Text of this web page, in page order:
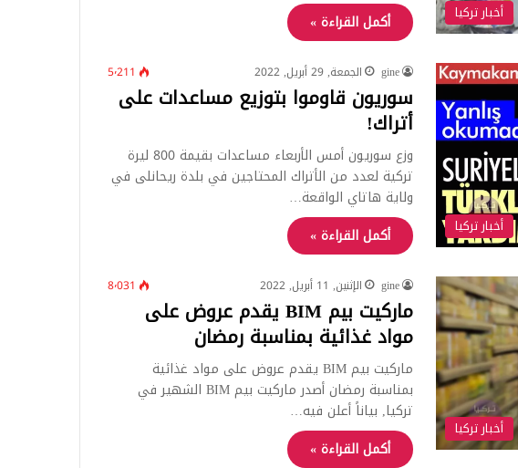
أخبار تركيا
أكمل القراءة »
أخبار تركيا
gine الجمعة, 29 أبريل, 2022 5٬211
سوريون قاوموا بتوزيع مساعدات على
أتراك!
وزع سوريون أمس الأربعاء مساعدات بقيمة 800 ليرة
تركية لعدد من الأتراك المحتاجين في بلدة ريحانلى في
ولاية هاتاي الواقعة…
أكمل القراءة »
أخبار تركيا
gine الإثنين, 11 أبريل, 2022 8٬031
ماركيت بيم BIM يقدم عروض على
مواد غذائية بمناسبة رمضان
ماركيت بيم BIM يقدم عروض على مواد غذائية
بمناسبة رمضان أصدر ماركيت بيم BIM الشهير في
تركيا, بياناً أعلن فيه…
أكمل القراءة »